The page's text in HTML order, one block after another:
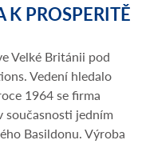
K PROSPERITĚ
Velké Británii pod
Vedení hledalo
1964 se firma
současnosti jedním
Basildonu. Výroba